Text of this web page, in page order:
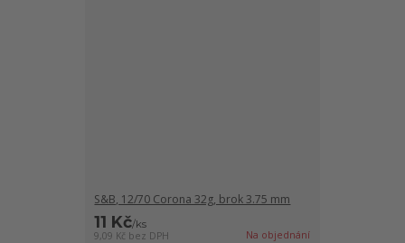
S&B, 12/70 Corona 32g, brok 3.75 mm
11 Kč/ks
9,09 Kč bez DPH Na objednání